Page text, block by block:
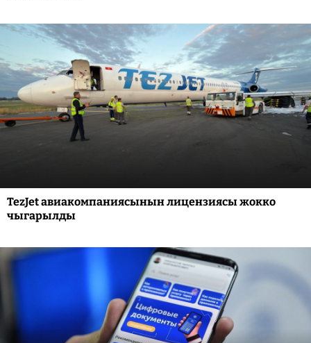
TezJet авиакомпаниясынын лицензиясы жокко
чыгарылды